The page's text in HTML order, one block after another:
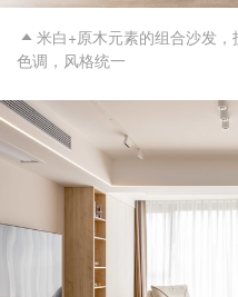
 米白+原木元素的组合沙发
色调，风格统一